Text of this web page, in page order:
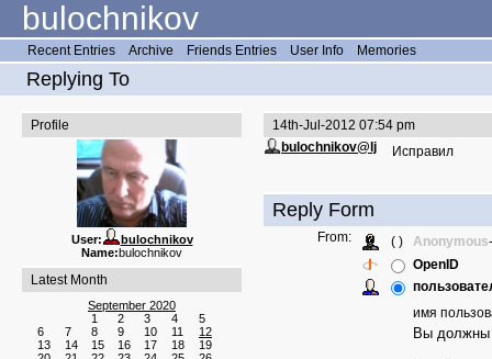
bulochnikov
Recent Entries Archive Friends Entries User Info Memories
Replying To
Profile
User:
bulochnikov
Name:bulochnikov
Latest Month
September 2020
1
2 3 4
5
6
7 8 9 10 11
12
13
14 15 16 17 18
19
14th-Jul-2012 07:54 pm
bulochnikov@lj
Исправил
Reply Form
From: ( ) Anonymous
OpenID
имя
Вы должны